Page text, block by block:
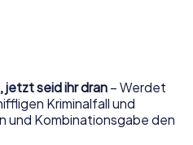
zu einem Zeugen, geheimes
multimedialen Fähigkeiten
in Buis-les-Baronnies holt
Mitstreitern verborgene
in spannende Rollen und
jetzt seid ihr dran – Werdet
Kriminalfall und
und Kombinationsgabe den